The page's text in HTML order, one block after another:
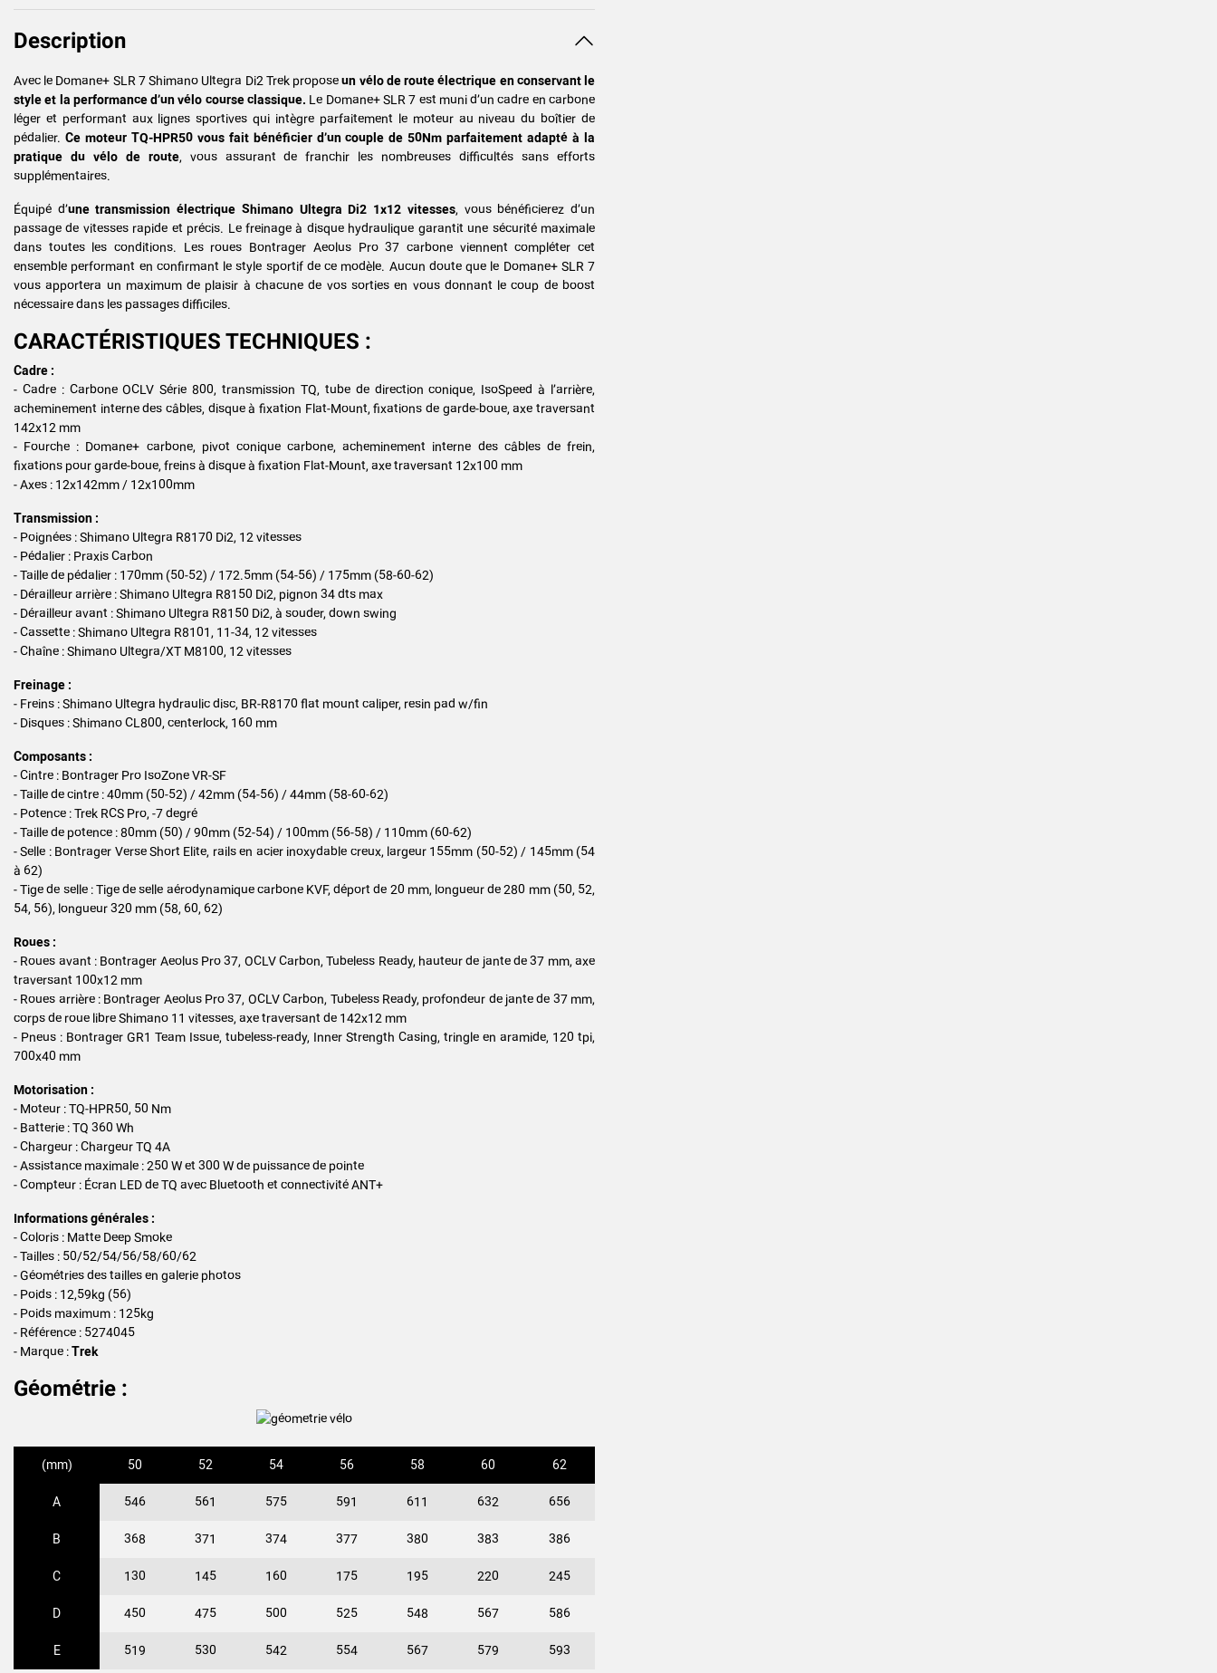
Description
Avec le Domane+ SLR 7 Shimano Ultegra Di2 Trek proposeun vélo de route électrique en conservant le
style et la performance d’un vélo course classique. Le Domane+ SLR 7 est muni d’un cadre en carbone
léger et performant aux lignes sportives qui intègre parfaitement le moteur au niveau du boîtier de
pédalier. Ce moteur TQ-HPR50 vous fait bénéficier d’un couple de 50Nm parfaitement adapté à la
pratique du vélo de route, vous assurant de franchir les nombreuses difficultés sans efforts
supplémentaires.
Équipé d’une transmission électrique Shimano Ultegra Di2 1x12 vitesses, vous bénéficierez d’un
passage de vitesses rapide et précis. Le freinage à disque hydraulique garantit une sécurité maximale
dans toutes les conditions. Les roues Bontrager Aeolus Pro 37 carbone viennent compléter cet
ensemble performant en confirmant le style sportif de ce modèle. Aucun doute que le Domane+ SLR 7
vous apportera un maximum de plaisir à chacune de vos sorties en vous donnant le coup de boost
nécessaire dans les passages difficiles.
CARACTÉRISTIQUES TECHNIQUES :
Cadre :
- Cadre : Carbone OCLV Série 800, transmission TQ, tube de direction conique, IsoSpeed à l’arrière,
acheminement interne des câbles, disque à fixation Flat-Mount, fixations de garde-boue, axe traversant
142x12 mm
- Fourche : Domane+ carbone, pivot conique carbone, acheminement interne des câbles de frein,
fixations pour garde-boue, freins à disque à fixation Flat-Mount, axe traversant 12x100 mm
- Axes : 12x142mm / 12x100mm
Transmission :
- Poignées : Shimano Ultegra R8170 Di2, 12 vitesses
- Pédalier : Praxis Carbon
- Taille de pédalier : 170mm (50-52) / 172.5mm (54-56) / 175mm (58-60-62)
- Dérailleur arrière : Shimano Ultegra R8150 Di2, pignon 34 dts max
- Dérailleur avant : Shimano Ultegra R8150 Di2, à souder, down swing
- Cassette : Shimano Ultegra R8101, 11-34, 12 vitesses
- Chaîne : Shimano Ultegra/XT M8100, 12 vitesses
Freinage :
- Freins : Shimano Ultegra hydraulic disc, BR-R8170 flat mount caliper, resin pad w/fin
- Disques : Shimano CL800, centerlock, 160 mm
Composants :
- Cintre : Bontrager Pro IsoZone VR-SF
- Taille de cintre : 40mm (50-52) / 42mm (54-56) / 44mm (58-60-62)
- Potence : Trek RCS Pro, -7 degré
- Taille de potence : 80mm (50) / 90mm (52-54) / 100mm (56-58) / 110mm (60-62)
- Selle : Bontrager Verse Short Elite, rails en acier inoxydable creux, largeur 155mm (50-52) / 145mm (54
à 62)
- Tige de selle : Tige de selle aérodynamique carbone KVF, déport de 20 mm, longueur de 280 mm (50, 52,
54, 56), longueur 320 mm (58, 60, 62)
Roues :
- Roues avant : Bontrager Aeolus Pro 37, OCLV Carbon, Tubeless Ready, hauteur de jante de 37 mm, axe
traversant 100x12 mm
- Roues arrière : Bontrager Aeolus Pro 37, OCLV Carbon, Tubeless Ready, profondeur de jante de 37 mm,
corps de roue libre Shimano 11 vitesses, axe traversant de 142x12 mm
- Pneus : Bontrager GR1 Team Issue, tubeless-ready, Inner Strength Casing, tringle en aramide, 120 tpi,
700x40 mm
Motorisation :
- Moteur : TQ-HPR50, 50 Nm
- Batterie : TQ 360 Wh
- Chargeur : Chargeur TQ 4A
- Assistance maximale : 250 W et 300 W de puissance de pointe
- Compteur : Écran LED de TQ avec Bluetooth et connectivité ANT+
Informations générales :
- Coloris : Matte Deep Smoke
- Tailles : 50/52/54/56/58/60/62
- Géométries des tailles en galerie photos
- Poids : 12,59kg (56)
- Poids maximum : 125kg
- Référence : 5274045
- Marque :Trek
Géométrie :
(mm) 50 52 54 56 58 60 62
A 546 561 575 591 611 632 656
B 368 371 374 377 380 383 386
C 130 145 160 175 195 220 245
D 450 475 500 525 548 567 586
E 519 530 542 554 567 579 593